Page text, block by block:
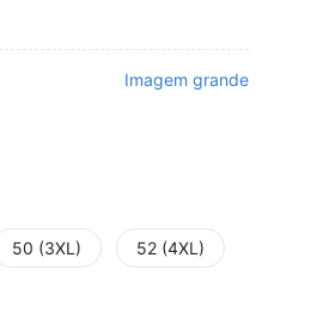
Imagem grande
50 (3XL) 52 (4XL)